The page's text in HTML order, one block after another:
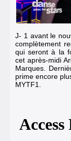
J- 1 avant le
complètement
qui seront à la
cet après-midi
Marques.
prime encore
MYTF1